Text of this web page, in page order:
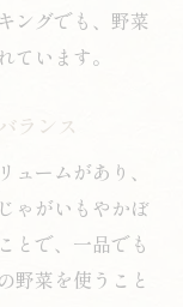
ングでも、野菜
ています。
ランス
ームがあり、
ゃがいもやかぼ
とで、一品でも
野菜を使うこと